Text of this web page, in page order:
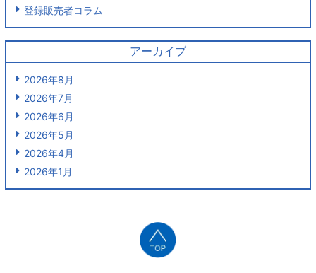
登録販売者コラム
アーカイブ
2026年8月
2026年7月
2026年6月
2026年5月
2026年4月
2026年1月